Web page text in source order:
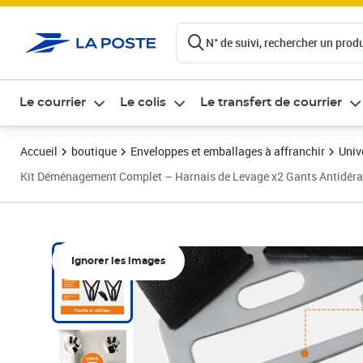
N° de suivi, rechercher un
Le courrier Le colis Le transfert de courrier
Accueil boutique Enveloppes et emballages à affranchir
Kit Déménagement Complet – Harnais de Levage x2 Gants
Ignorer les images